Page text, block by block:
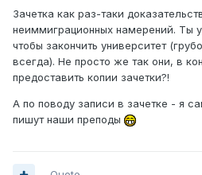
Зачетка как раз-таки
неиммиграционных намерений. Ты
чтобы закончить университет
всегда). Не просто же так они, в
предоставить копии зачетки?!
А по поводу записи в зачетке - я
пишут наши преподы